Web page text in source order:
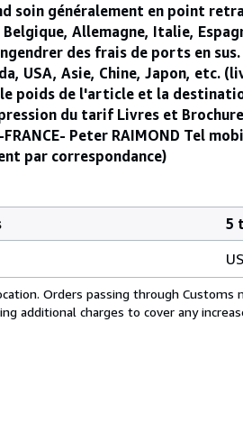
soin généralement en point
Allemagne, Italie,
des frais de ports en
USA, Asie, Chine, Japon, etc.
le poids de l'article et la
du tarif Livres et
FRANCE- Peter RAIMOND Tel
par correspondance)
5
Orders passing through
additional charges to cover any